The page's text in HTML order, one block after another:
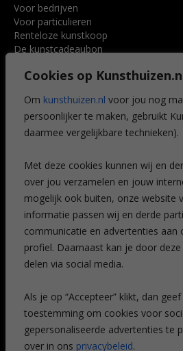
Cookies op
Om kunsthuizen.nl voor jou nog
persoonlijker te maken, gebruikt
daarmee vergelijkbare technieken).
Met deze cookies kunnen wij en
over jou verzamelen en jouw
mogelijk ook buiten, onze website
informatie passen wij en derde
communicatie en advertenties aan
profiel. Daarnaast kan je door
delen via social media.
Als je op “Accepteer” klikt, dan
toestemming om cookies voor
gepersonaliseerde advertenties te
over in ons privacybeleid.
Voor bedrijven
Voor particulieren
Renteloze kunstkoop
De kunstcadeaubon
Voordelen
Veelgestelde vragen
CONTACT
Leiden
Amsterdam
Breda
Favorieten
Mijn art alert
NIEUWSBRIEF